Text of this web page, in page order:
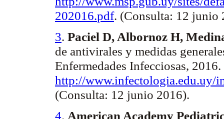
202016.pdf. (Consulta: 12 junio
3. Paciel D, Albornoz H,
de antivirales y medidas
Enfermedades Infecciosas,
http://www.infectologia.edu.uy/
(Consulta: 12 junio 2016).
4. American Academy